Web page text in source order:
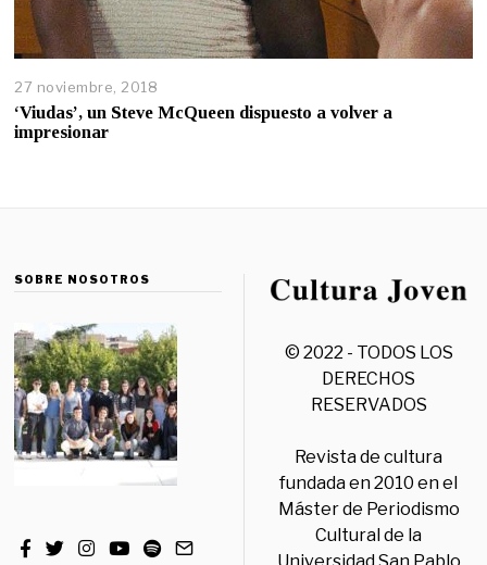
27 noviembre, 2018
‘Viudas’, un Steve McQueen dispuesto a volver a
impresionar
SOBRE NOSOTROS
© 2022 - TODOS LOS
DERECHOS
RESERVADOS
Revista de cultura
fundada en 2010 en el
Máster de Periodismo
Cultural de la